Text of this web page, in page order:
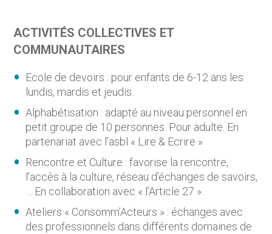
ACTIVITÉS COLLECTIVES ET
COMMUNAUTAIRES
Ecole de devoirs : pour enfants de 6-12 ans les
lundis, mardis et jeudis.
Alphabétisation : adapté au niveau personnel en
petit groupe de 10 personnes. Pour adulte. En
partenariat avec l’asbl « Lire & Ecrire »
Rencontre et Culture : favorise la rencontre,
l’accès à la culture, réseau d’échanges de savoirs,
… En collaboration avec « l’Article 27 ».
Ateliers « Consomm’Acteurs » : échanges avec
des professionnels dans différents domaines de